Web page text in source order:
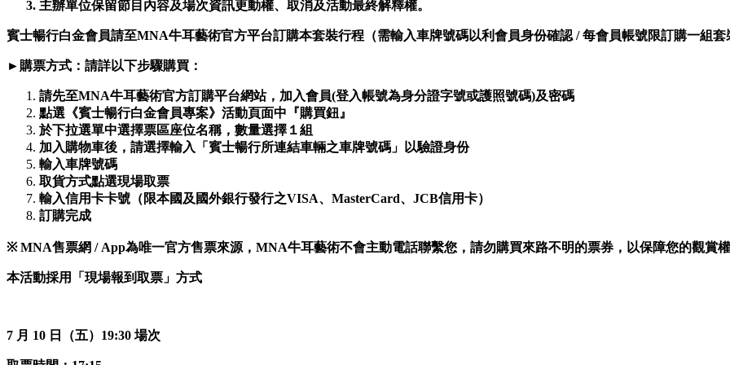
主辦單位保留節目內容及場次資訊更動權、取消及活動最終解釋權。
賓士暢行白金會員請至MNA牛耳藝術官方平台訂購本套裝行程（需輸入車牌號碼以利會員身份確認 / 每會員帳號限訂購一組套
►購票方式：請詳以下步驟購買：
請先至MNA牛耳藝術官方訂購平台網站，加入會員(登入帳號為身分證字號或護照號碼)及密碼
點選《賓士暢行白金會員專案》活動頁面中『購買鈕』
於下拉選單中選擇票區座位名稱，數量選擇１組
加入購物車後，請選擇輸入「賓士暢行所連結車輛之車牌號碼」以驗證身份
輸入車牌號碼
取貨方式點選現場取票
輸入信用卡卡號（限本國及國外銀行發行之VISA、MasterCard、JCB信用卡）
訂購完成
※ MNA售票網 / App為唯一官方售票來源，MNA牛耳藝術不會主動電話聯繫您，請勿購買來路不明的票券，以保障您的觀賞權
本活動採用「現場報到取票」方式
7 月 10 日（五）19:30 場次